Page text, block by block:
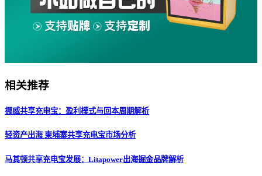
相关推荐
挪威共享充电宝：盈利模式与回本周期解析
轻资产出海 柬埔寨共享充电宝市场分析
马其顿共享充电宝发展：Litapower出海掘金品牌解析